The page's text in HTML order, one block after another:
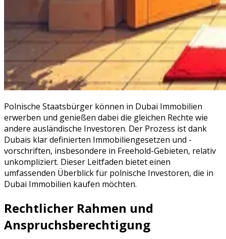
Polnische Staatsbürger können in Dubai Immobilien
erwerben und genießen dabei die gleichen Rechte wie
andere ausländische Investoren. Der Prozess ist dank
Dubais klar definierten Immobiliengesetzen und -
vorschriften, insbesondere in Freehold-Gebieten, relativ
unkompliziert. Dieser Leitfaden bietet einen
umfassenden Überblick für polnische Investoren, die in
Dubai Immobilien kaufen möchten.
Rechtlicher Rahmen und
Anspruchsberechtigung